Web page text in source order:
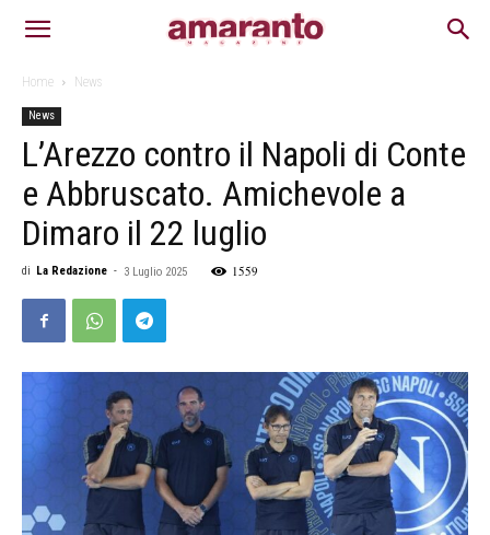
Home News
News
L’Arezzo contro il Napoli di Conte
e Abbruscato. Amichevole a
Dimaro il 22 luglio
di La Redazione - 3 Luglio 2025 1559